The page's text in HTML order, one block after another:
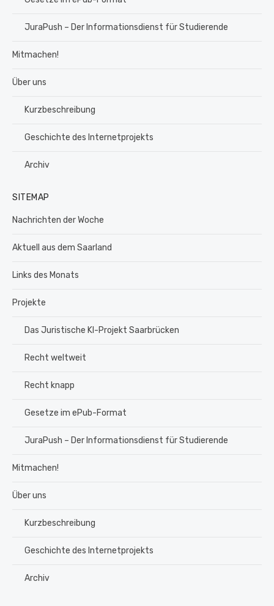
JuraPush – Der Informationsdienst für Studierende
Mitmachen!
Über uns
Kurzbeschreibung
Geschichte des Internetprojekts
Archiv
SITEMAP
Nachrichten der Woche
Aktuell aus dem Saarland
Links des Monats
Projekte
Das Juristische KI-Projekt Saarbrücken
Recht weltweit
Recht knapp
Gesetze im ePub-Format
JuraPush – Der Informationsdienst für Studierende
Mitmachen!
Über uns
Kurzbeschreibung
Geschichte des Internetprojekts
Archiv